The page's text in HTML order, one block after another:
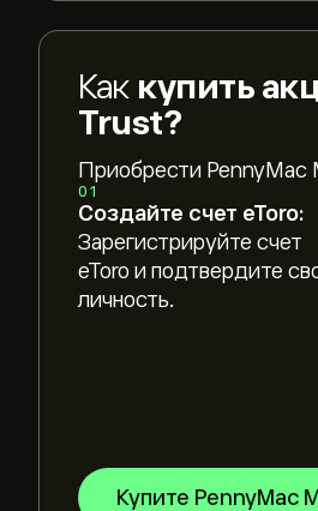
Как купить
Trust?
Приобрести
01
Создайте счет eToro:
Зарегистрируйте счет
eToro и подтвердите
личность.
Купите PennyMac